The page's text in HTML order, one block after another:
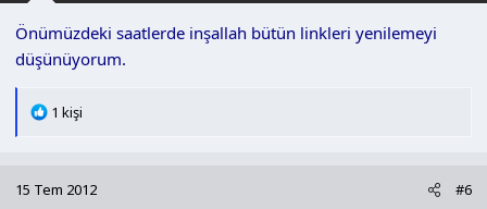
Önümüzdeki saatlerde inşallah bütün linkleri yenilemeyi
düşünüyorum.
T
i
1 kişi
15 Tem 2012 #6